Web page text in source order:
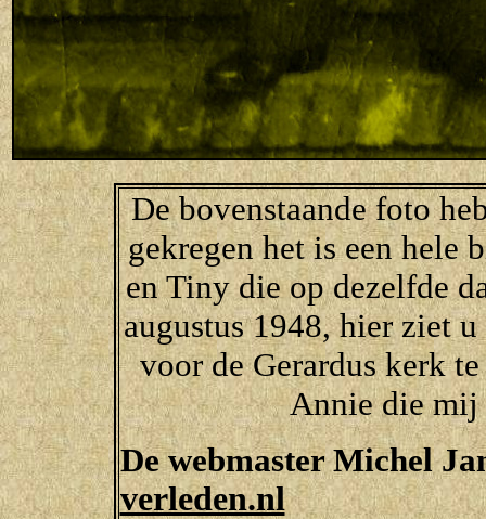
De bovenstaande foto
gekregen het is een hele
en Tiny die op dezelfde
augustus 1948, hier ziet
voor de Gerardus kerk
Annie die mij
De webmaster Michel
verleden.nl